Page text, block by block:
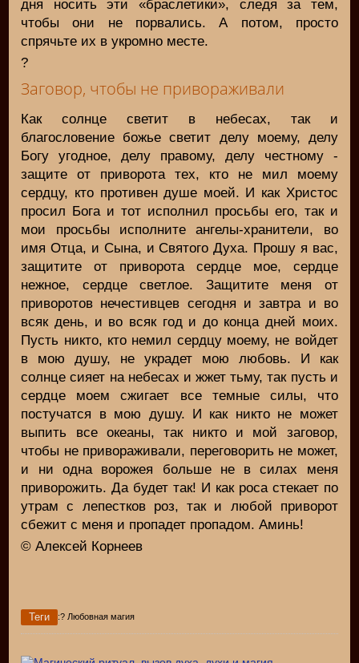
дня носить эти «браслетики», следя за тем,
чтобы они не порвались. А потом, просто
спрячьте их в укромно месте.
?
Заговор, чтобы не привораживали
Как солнце светит в небесах, так и
благословение божье светит делу моему, делу
Богу угодное, делу правому, делу честному -
защите от приворота тех, кто не мил моему
сердцу, кто противен душе моей. И как Христос
просил Бога и тот исполнил просьбы его, так и
мои просьбы исполните ангелы-хранители, во
имя Отца, и Сына, и Святого Духа. Прошу я вас,
защитите от приворота сердце мое, сердце
нежное, сердце светлое. Защитите меня от
приворотов нечестивцев сегодня и завтра и во
всяк день, и во всяк год и до конца дней моих.
Пусть никто, кто немил сердцу моему, не войдет
в мою душу, не украдет мою любовь. И как
солнце сияет на небесах и жжет тьму, так пусть и
сердце моем сжигает все темные силы, что
постучатся в мою душу. И как никто не может
выпить все океаны, так никто и мой заговор,
чтобы не привораживали, переговорить не может,
и ни одна ворожея больше не в силах меня
приворожить. Да будет так! И как роса стекает по
утрам с лепестков роз, так и любой приворот
сбежит с меня и пропадет пропадом. Аминь!
© Алексей Корнеев
Теги :? Любовная магия